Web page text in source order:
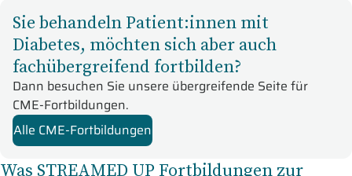
Sie behandeln Patient:innen mit
Diabetes, möchten sich aber auch
fachübergreifend fortbilden?
Dann besuchen Sie unsere übergreifende Seite für
CME-Fortbildungen.
Alle CME-Fortbildungen
Was STREAMED UP Fortbildungen zur